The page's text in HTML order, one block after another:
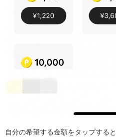
自分の希望する金額をタップする